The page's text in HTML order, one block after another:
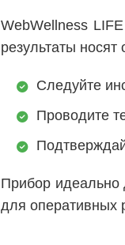
WebWellness
результаты
Следуйте
Проводите
Прибор идеально
для оперативных